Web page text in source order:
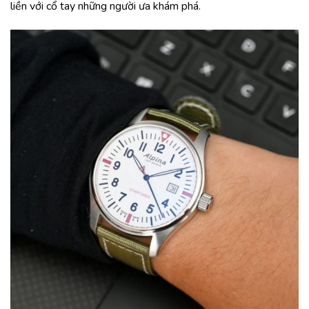
liền với cổ tay những người ưa khám phá.